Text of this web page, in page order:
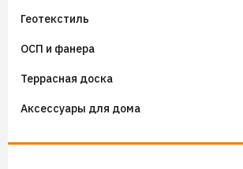
Уплотнители кровельные
Гидроизоляция примыканий
Чердачные лестницы Docke
Геотекстиль
ОСП и фанера
Фанера
ОСП (OSB) плиты
Террасная доска
Аксессуары для дома